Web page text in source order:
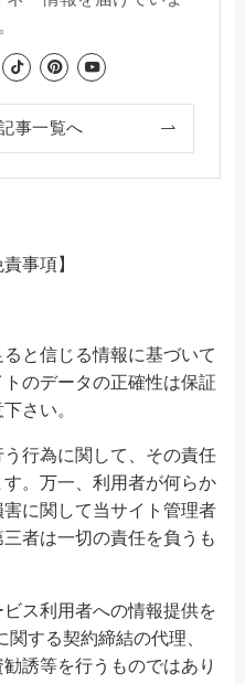
事一覧へ
事項】
と信じる情報に基づいて
のデータの正確性は保証
さい。
行為に関して、その責任
。万一、利用者が何らか
に関して当サイト管理者
者は一切の責任を負うも
ス利用者への情報提供を
する契約締結の代理、
誘等を行うものではあり